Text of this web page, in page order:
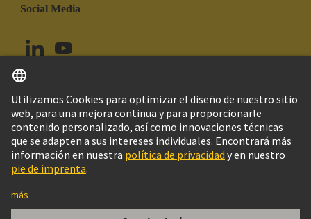
Social Media
Ecuador Español
© Grupo Tecnológico HARTING
Imprint